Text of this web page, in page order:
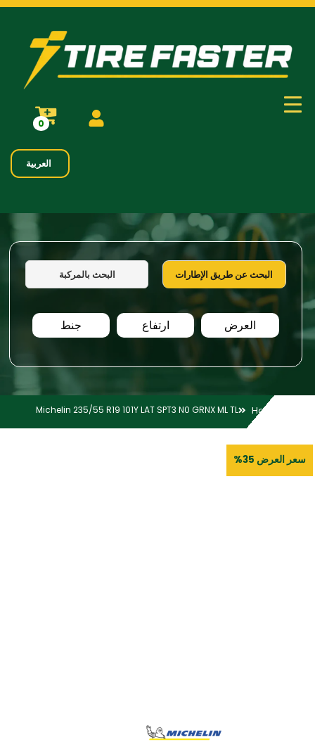
0
العربية
البحث عن طريق الإطارات البحث بالمركبة
العرض ارتفاع جنط
Home
Michelin 235/55 R19 101Y LAT SPT3 N0 GRNX ML TL
سعر العرض 35%